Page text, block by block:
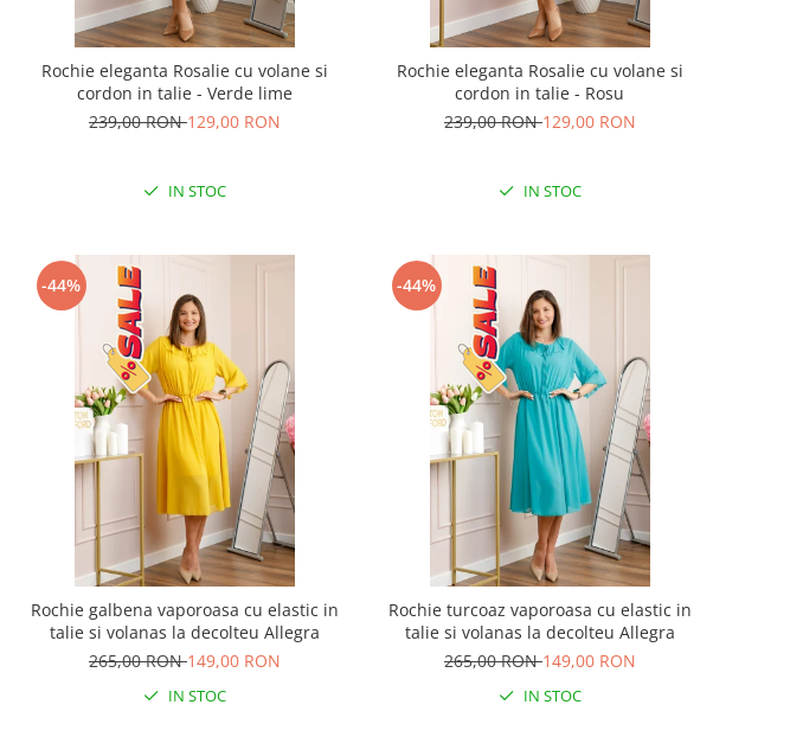
Rochie eleganta Rosalie cu volane si
cordon in talie - Verde lime
239,00 RON129,00 RON
IN STOC
Rochie eleganta Rosalie cu volane si
cordon in talie - Rosu
239,00 RON129,00 RON
IN STOC
-44%
Rochie galbena vaporoasa cu elastic in
talie si volanas la decolteu Allegra
265,00 RON149,00 RON
IN STOC
-44%
Rochie turcoaz vaporoasa cu elastic in
talie si volanas la decolteu Allegra
265,00 RON149,00 RON
IN STOC